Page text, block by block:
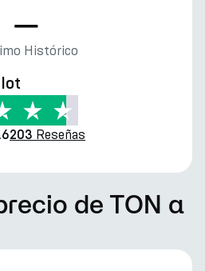
—
Histórico
203 Reseñas
de TON a